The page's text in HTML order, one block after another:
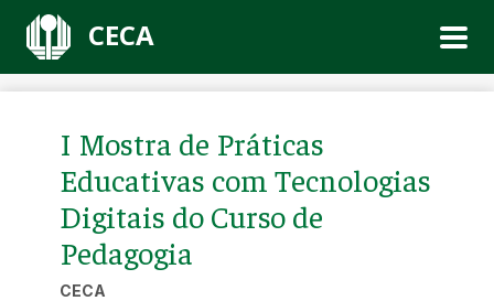
CECA
I Mostra de Práticas
Educativas com Tecnologias
Digitais do Curso de
Pedagogia
CECA